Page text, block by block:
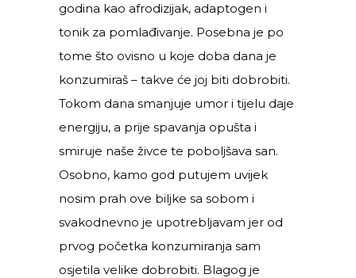
godina kao afrodizijak, adaptogen i
tonik za pomlađivanje. Posebna je po
tome što ovisno u koje doba dana je
konzumiraš – takve će joj biti dobrobiti.
Tokom dana smanjuje umor i tijelu daje
energiju, a prije spavanja opušta i
smiruje naše živce te poboljšava san.
Osobno, kamo god putujem uvijek
nosim prah ove biljke sa sobom i
svakodnevno je upotrebljavam jer od
prvog početka konzumiranja sam
osjetila velike dobrobiti. Blagog je